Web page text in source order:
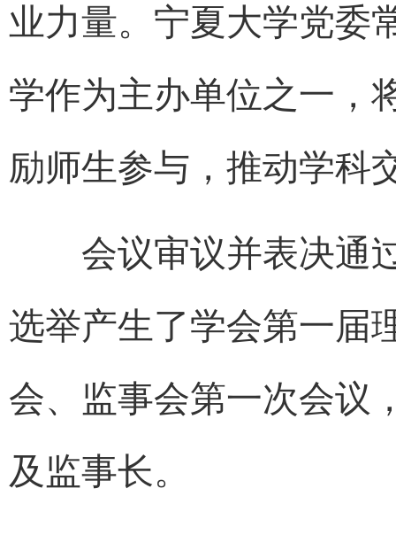
业力量。宁夏大学党委
学作为主办单位之一，
励师生参与，推动学科
会议审议并表决通过
选举产生了学会第一届
会、监事会第一次会议
及监事长。